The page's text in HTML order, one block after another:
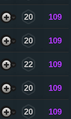
20 109
20 109
22 109
20 109
20 109